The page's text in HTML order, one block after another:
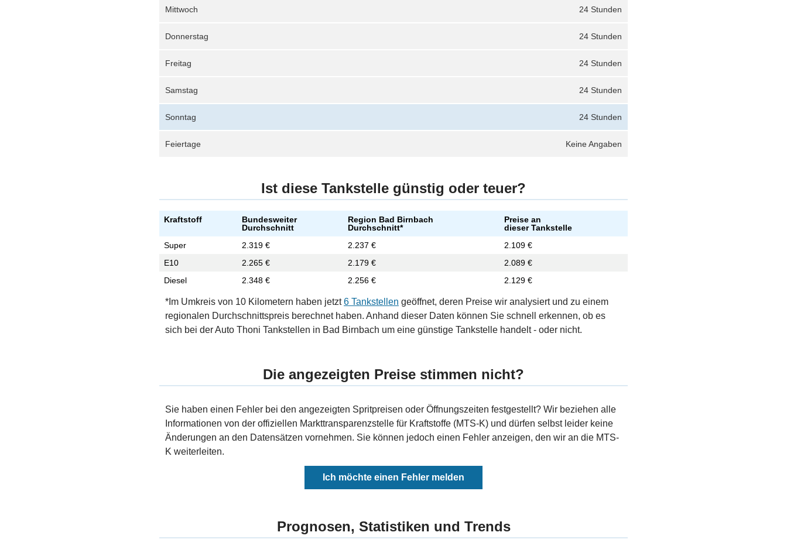
24 Stunden
Mittwoch
24 Stunden
Donnerstag
24 Stunden
Freitag
24 Stunden
Samstag
24 Stunden
Sonntag
Keine Angaben
Feiertage
Ist diese Tankstelle günstig oder teuer?
Kraftstoff
Bundesweiter
Durchschnitt
Region Bad Birnbach
Durchschnitt*
Preise an
dieser Tankstelle
Super
2.319 € 2.237 €
2.109 €
E10
2.265 € 2.179 €
2.089 €
Diesel
2.348 € 2.256 € 2.129 €
*Im Umkreis von 10 Kilometern haben jetzt6 Tankstellen geöffnet, deren Preise wir analysiert und zu einem
regionalen Durchschnittspreis berechnet haben. Anhand dieser Daten können Sie schnell erkennen, ob es
sich bei der Auto Thoni Tankstellen in Bad Birnbach um eine günstige Tankstelle handelt - oder nicht.
Die angezeigten Preise stimmen nicht?
Sie haben einen Fehler bei den angezeigten Spritpreisen oder Öffnungszeiten festgestellt? Wir beziehen alle
Informationen von der offiziellen Markttransparenzstelle für Kraftstoffe (MTS-K) und dürfen selbst leider keine
Änderungen an den Datensätzen vornehmen. Sie können jedoch einen Fehler anzeigen, den wir an die MTS-
K weiterleiten.
Ich möchte einen Fehler melden
Prognosen, Statistiken und Trends